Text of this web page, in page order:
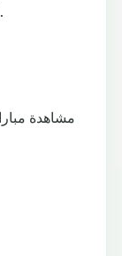
• أين؟ يستقبل اللقاء استاد سانتياغو برنابيو.
مشاهدة